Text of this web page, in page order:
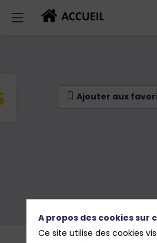
Ajouter aux
Ajouter aux
A propos des cookies sur
Ce site utilise des cookies